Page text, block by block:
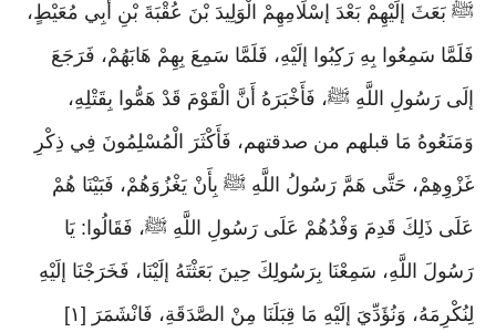
ﷺ بَعَثَ إلَيْهِمْ بَعْدَ إسْلَامِهِمْ الْوَلِيدَ بْنَ عُقْبَةَ بْنِ أَبِي مُعَيْطٍ،
فَلَمَّا سَمِعُوا بِهِ رَكِبُوا إلَيْهِ، فَلَمَّا سَمِعَ بِهِمْ هَابَهُمْ، فَرَجَعَ
إلَى رَسُولِ اللَّهِ ﷺ، فَأَخْبَرَهُ أَنَّ الْقَوْمَ قَدْ هَمُّوا بِقَتْلِهِ،
وَمَنَعُوهُ مَا قبلهم من صدقتهم، فَأَكْثَرَ الْمُسْلِمُونَ فِي ذِكْرِ
غَزْوِهِمْ، حَتَّى هَمَّ رَسُولُ اللَّهِ ﷺ بِأَنْ يَغْزُوَهُمْ، فَبَيْنَا هُمْ
عَلَى ذَلِكَ قَدِمَ وَفْدُهُمْ عَلَى رَسُولِ اللَّهِ ﷺ، فَقَالُوا: يَا
رَسُولَ اللَّهِ، سَمِعْنَا بِرَسُولِكَ حِينَ بَعَثْتَهُ إلَيْنَا، فَخَرَجْنَا إلَيْهِ
لِنُكْرِمَهُ، وَنُؤَدِّيَ إلَيْهِ مَا قِبَلَنَا مِنْ الصَّدَقَةِ، فَانْشَمَرَ [١]